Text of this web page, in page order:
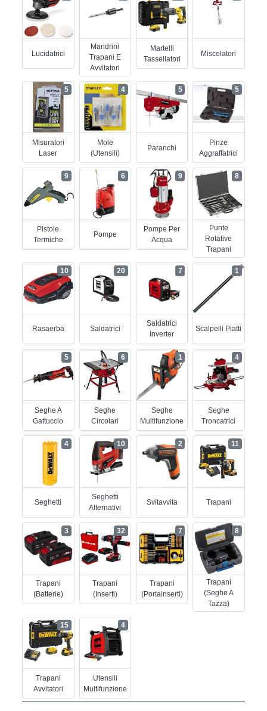
Lucidatrici
Mandrini
Trapani E
Avvitatori
Martelli
Tassellatori
Miscelatori
Misuratori
Laser
5
Mole
(utensili)
4
Paranchi
5
Pinze
Aggraffatrici
5
Pistole
Termiche
9
Pompe
6
Pompe Per
Acqua
9
Punte
Rotative
Trapani
8
Rasaerba
10
Saldatrici
20
Saldatrici
Inverter
7
Scalpelli Piatti
1
Seghe A
Gattuccio
5
Seghe
Circolari
6
Seghe
Multifunzione
1
Seghe
Troncatrici
4
Seghetti
4
Seghetti
Alternativi
10
Svitavvita
2
Trapani
11
Trapani
(batterie)
3
Trapani
(inserti)
32
Trapani
(portainserti)
7
Trapani
(seghe A
Tazza)
8
Trapani
Avvitatori
15
Utensili
Multifunzione
4